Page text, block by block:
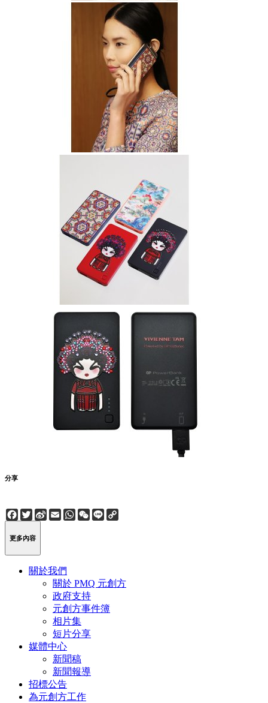
分享
Facebook
Twitter
Sina
Weibo
EmailWhatsApp
WeChat
Line
更多內容
關於我們
關於 PMQ 元創方
政府支持
元創方事件簿
相片集
短片分享
媒體中心
新聞稿
新聞報導
招標公告
為元創方工作